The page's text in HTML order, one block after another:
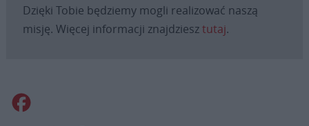
Dzięki Tobie będziemy mogli realizować naszą
misję. Więcej informacji znajdziesztutaj.